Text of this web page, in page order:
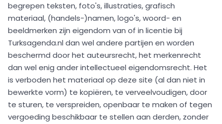
begrepen teksten, foto's, illustraties, grafisch
materiaal, (handels-)namen, logo's, woord- en
beeldmerken zijn eigendom van of in licentie bij
Turksagenda.nl dan wel andere partijen en worden
beschermd door het auteursrecht, het merkenrecht
dan wel enig ander intellectueel eigendomsrecht. Het
is verboden het materiaal op deze site (al dan niet in
bewerkte vorm) te kopiëren, te verveelvoudigen, door
te sturen, te verspreiden, openbaar te maken of tegen
vergoeding beschikbaar te stellen aan derden, zonder